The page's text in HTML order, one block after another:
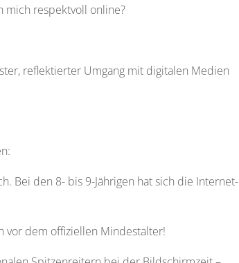
mich respektvoll online?
reflektierter Umgang mit digitalen Medien
Bei den 8- bis 9-Jährigen hat sich die Internet-
vor dem offiziellen Mindestalter!